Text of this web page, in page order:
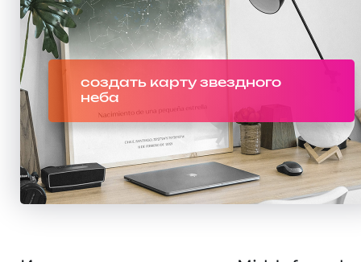
создать карту звездного
неба